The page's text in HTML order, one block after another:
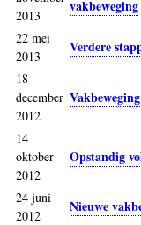
2013
vakbeweging
22 mei
2013
Verdere
18
december
2012
14
oktober
2012
Opstandig
24 juni
2012
Nieuwe